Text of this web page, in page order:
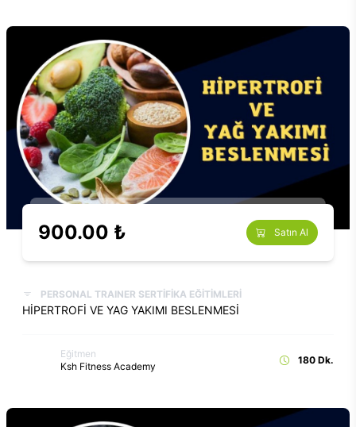
900.00 ₺ Satın Al
PERSONAL TRAINER SERTİFİKA EĞİTİMLERİ
HİPERTROFİ VE YAG YAKIMI BESLENMESİ
Eğitmen
Ksh Fitness Academy
180 Dk.